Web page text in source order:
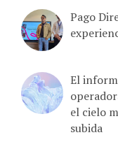
Pago
El
el cielo
subida